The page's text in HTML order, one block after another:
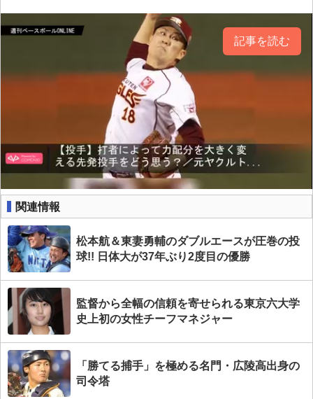
記事を読む
関連情報
松本航＆東妻勇輔のダブルエースが圧巻の投
球!! 日体大が37年ぶり2度目の優勝
監督から全幅の信頼を寄せられる東京六大学
史上初の女性チーフマネジャー
「勝てる捕手」を極める名門・広陵高出身の
司令塔